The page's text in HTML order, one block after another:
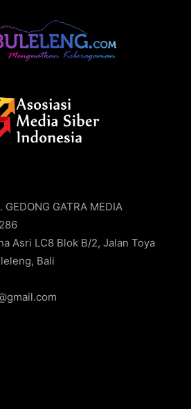
GATRA MEDIA
Asri LC8 Blok B/2, Jalan Toya
Bali